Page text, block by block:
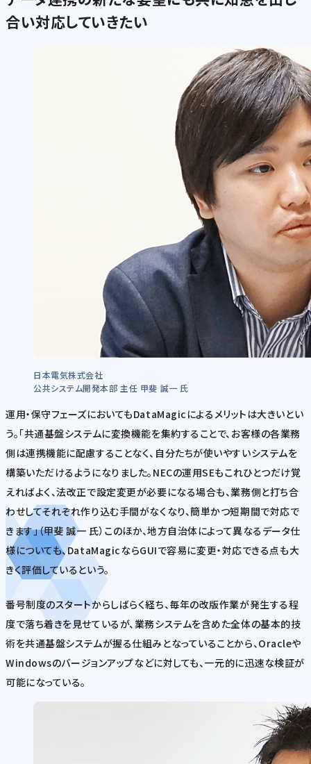
合い対応していきたい
日本電気株式会社
公共システム開発本部 主任 甲斐 誠一 氏
運用・保守フェーズにおいてもDataMagicによるメリットは大きいとい
う。「共通基盤システムに変換機能を集約することで、お客様の各業務
側は連携機能に配慮することなく、自分たちが使いやすいシステムを
構築いただけるようになりました。NECの運用SEもこれひとつだけ覚
えればよく、法改正で設定変更が必要になる場合も、業務側と打ち合
わせしてそれぞれ作り込む手間がなくなり、簡単かつ短期間で対応で
きます」（甲斐 誠一 氏）このほか、地方自治体によって異なるデータ仕
様についても、DataMagicならGUIで容易に変更・対応できる点も大
きく評価しているという。
番号制度のスタートからしばらく経ち、毎年の改版作業が発生する程
度で落ち着きを見せているが、業務システムを含めた全体の基本的技
術を共通基盤システムが握る仕組みとなっていることから、Oracleや
Windowsのバージョンアップなどに対しても、一元的に迅速な検証が
可能になっている。